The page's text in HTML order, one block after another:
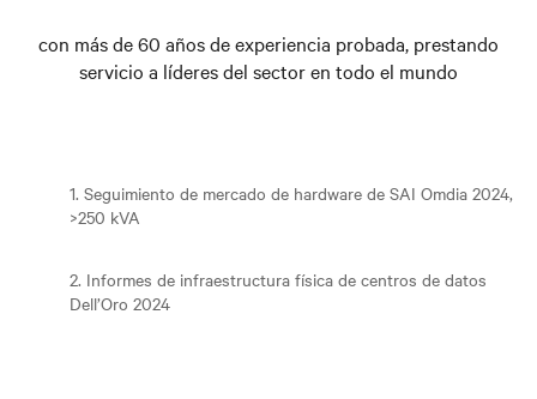
con más de 60 años de experiencia probada, prestando
servicio a líderes del sector en todo el mundo
1. Seguimiento de mercado de hardware de SAI Omdia 2024,
>250 kVA
2. Informes de infraestructura física de centros de datos
Dell’Oro 2024